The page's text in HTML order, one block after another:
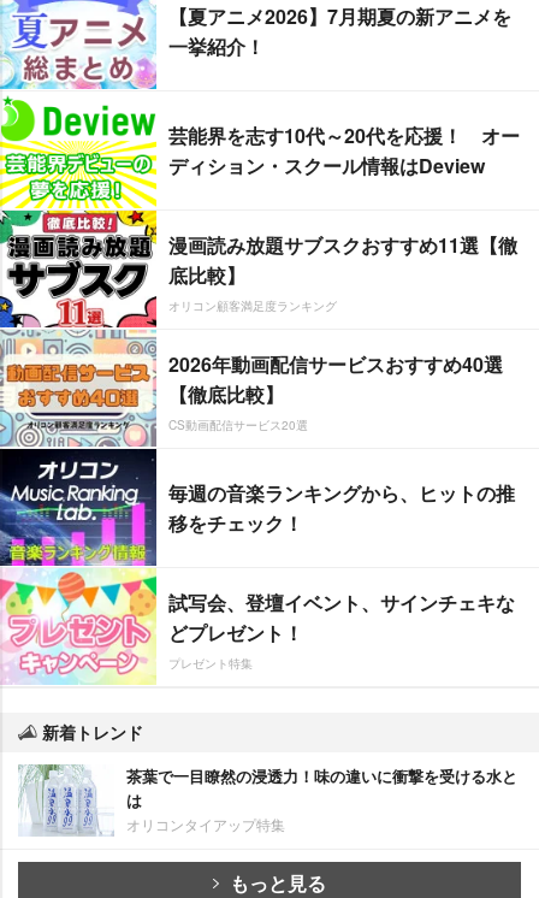
【夏アニメ2026】7月期夏の新アニメを
一挙紹介！
芸能界を志す10代～20代を応援！ オー
ディション・スクール情報はDeview
漫画読み放題サブスクおすすめ11選【徹
底比較】
オリコン顧客満足度ランキング
2026年動画配信サービスおすすめ40選
【徹底比較】
CS動画配信サービス20選
毎週の音楽ランキングから、ヒットの推
移をチェック！
試写会、登壇イベント、サインチェキな
どプレゼント！
プレゼント特集
新着トレンド
茶葉で一目瞭然の浸透力！味の違いに衝撃を受ける水と
は
オリコンタイアップ特集
もっと見る